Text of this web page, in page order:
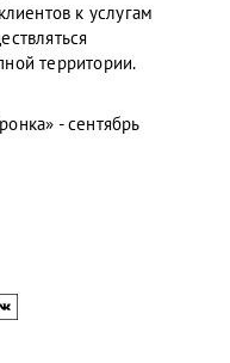
к услугам
территории.
- сентябрь